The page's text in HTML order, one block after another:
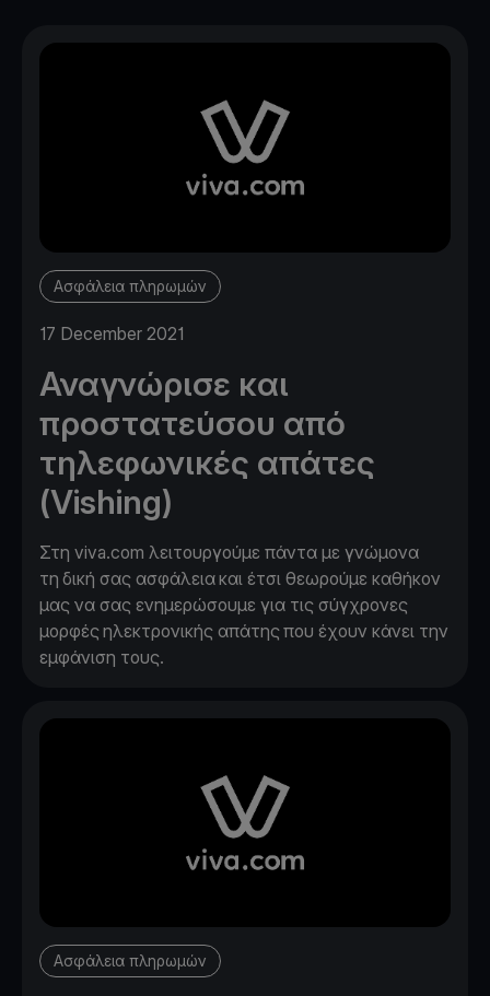
Ασφάλεια πληρωμών
17 December 2021
Αναγνώρισε και
προστατεύσου από
τηλεφωνικές απάτες
(Vishing)
Στη viva.com λειτουργούμε πάντα με γνώμονα
τη δική σας ασφάλεια και έτσι θεωρούμε καθήκον
μας να σας ενημερώσουμε για τις σύγχρονες
μορφές ηλεκτρονικής απάτης που έχουν κάνει την
εμφάνιση τους.
Ασφάλεια πληρωμών